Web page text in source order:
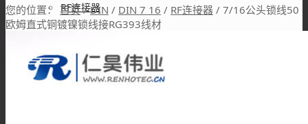
RF连接器
BNC连接器
您的位置： 首页 / DIN / DIN 7 16 / RF连接器 / 7/16公头锁线50
欧姆直式铜镀镍锁线接RG393线材